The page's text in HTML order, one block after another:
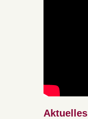
Aktuelles